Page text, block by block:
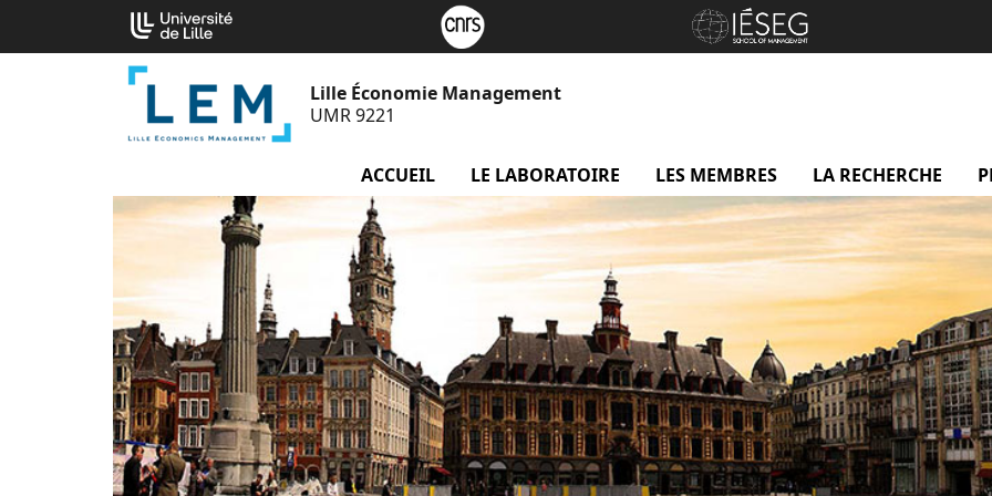
contenu
Lille Économie Management
UMR 9221
ACCUEIL LE LABORATOIRE menu Le laboratoire
LES MEMBRES menu Les membres
LA RECHERCHE
Cookies management panel